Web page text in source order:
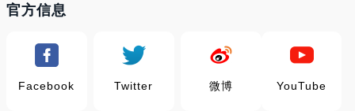
官方信息
Facebook Twitter 微博 YouTube